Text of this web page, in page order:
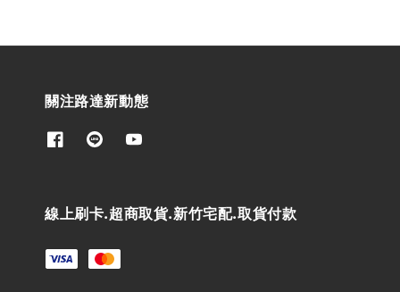
關注路達新動態
線上刷卡.超商取貨.新竹宅配.取貨付款